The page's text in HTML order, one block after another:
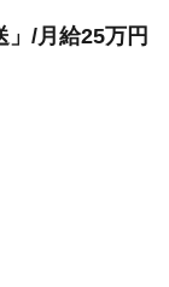
」/月給25万円